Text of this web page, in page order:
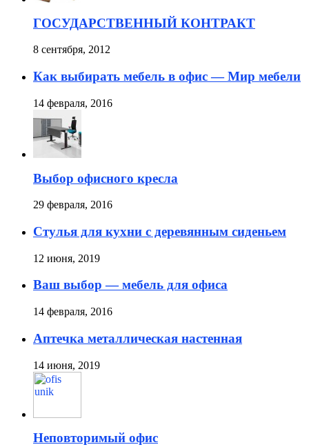
ГОСУДАРСТВЕННЫЙ КОНТРАКТ
8 сентября, 2012
Как выбирать мебель в офис — Мир мебели
14 февраля, 2016
Выбор офисного кресла
29 февраля, 2016
Стулья для кухни с деревянным сиденьем
12 июня, 2019
Ваш выбор — мебель для офиса
14 февраля, 2016
Аптечка металлическая настенная
14 июня, 2019
Неповторимый офис